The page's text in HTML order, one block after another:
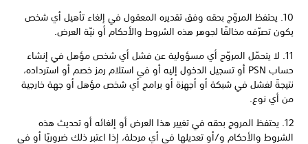
10. يحتفظ المروّج بحقه وفق تقديره المعقول في إلغاء تأهيل أي شخص
يكون تصرّفه مخالفًا لجوهر هذه الشروط والأحكام أو نيّة العرض.
11. لا يتحمّل المروّج أي مسؤولية عن فشل أي شخص مؤهل في إنشاء
حساب PSN أو تسجيل الدخول إليه أو في استلام رمز خصم أو استرداده،
نتيجةً لفشل في شبكة أو أجهزة أو برامج أي شخص مؤهل أو جهة خارجية
من أي نوع.
12. يحتفظ المروج بحقه في تغيير هذا العرض أو إلغائه أو تحديث هذه
الشروط والأحكام و/أو تعديلها في أي مرحلة، إذا اعتبر ذلك ضروريًا أو في